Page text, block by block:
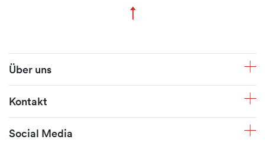
↑Zum Seitenanfang
Fusszeile
Über uns
Kontakt
Social Media